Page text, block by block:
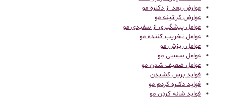
عوارض بعد از دکلره مو
عوارض کراتینه مو
عوامل پیشگیری از سفیدی مو
عوامل تخریب کننده مو
عوامل ریزش مو
عوامل سستی مو
عوامل ضعیف شدن مو
فواید برس کشیدن
فواید دکلره کردم مو
فواید شانه کردن مو